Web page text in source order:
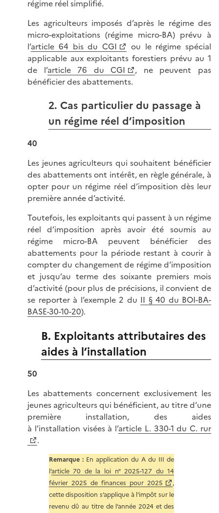
régime réel simplifié.
Les agriculteurs imposés d’après le régime des
micro-exploitations (régime micro-BA) prévu à
l’article 64 bis du CGI
ou le régime spécial
applicable aux exploitants forestiers prévu au 1
de l’article 76 du CGI
, ne peuvent pas
bénéficier des abattements.
2. Cas particulier du passage à
un régime réel d’imposition
40
Les jeunes agriculteurs qui souhaitent bénéficier
des abattements ont intérêt, en règle générale, à
opter pour un régime réel d’imposition dès leur
première année d’activité.
Toutefois, les exploitants qui passent à un régime
réel d’imposition après avoir été soumis au
régime micro-BA peuvent bénéficier des
abattements pour la période restant à courir à
compter du changement de régime d’imposition
et jusqu’au terme des soixante premiers mois
d’activité (pour plus de précisions, il convient de
se reporter à l’exemple 2 du II § 40 du BOI-BA-
BASE-30-10-20).
B. Exploitants attributaires des
aides à l’installation
50
Les abattements concernent exclusivement les
jeunes agriculteurs qui bénéficient, au titre d’une
première installation, des aides
à l’installation visées à l’article L. 330-1 du C. rur
.
Remarque :En application du A du III de
l’article 70 de la loi n° 2025-127 du 14
février 2025 de finances pour 2025
,
cette disposition s’applique à l’impôt sur le
revenu dû au titre de l’année 2024 et des